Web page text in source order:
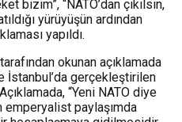
bizim”, “NATO’dan çıkılsın,
yürüyüşün ardından
yapıldı.
okunan açıklamada
İstanbul’da gerçekleştirilen
“Yeni NATO diye
emperyalist paylaşımda